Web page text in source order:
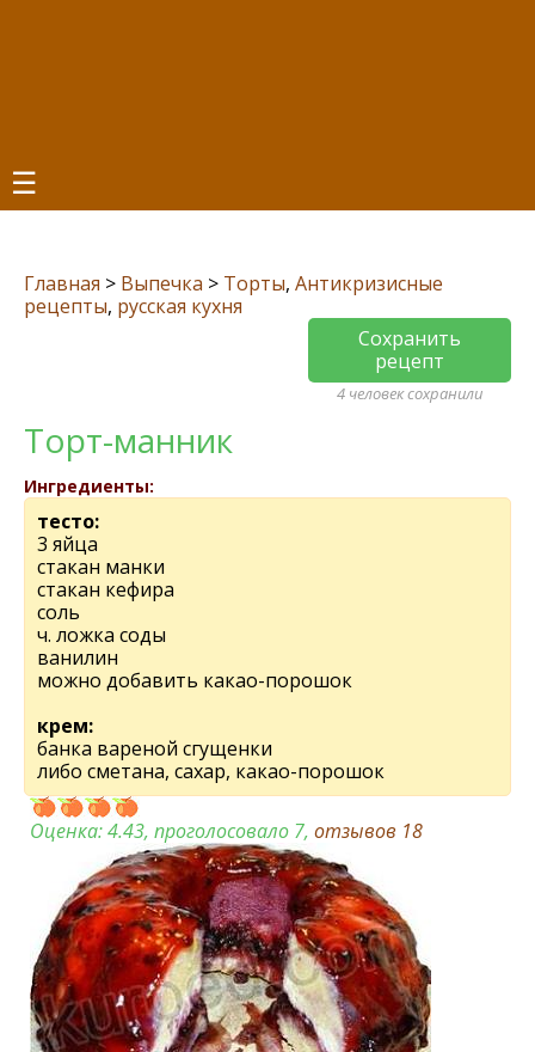
☰
Главная > Выпечка > Торты, Антикризисные
рецепты, русская кухня
Сохранить
рецепт
4 человек сохранили
Торт-манник
Ингредиенты:
тесто:
3 яйца
стакан манки
стакан кефира
соль
ч. ложка соды
ванилин
можно добавить какао-порошок
крем:
банка вареной сгущенки
либо сметана, сахар, какао-порошок
Оценка:4.43, проголосовало 7, отзывов 18